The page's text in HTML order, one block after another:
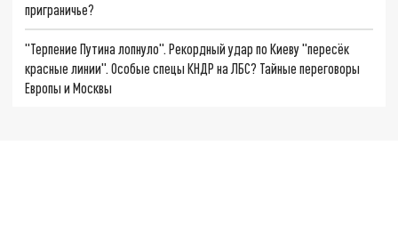
приграничье?
"Терпение Путина лопнуло". Рекордный удар по Киеву "пересёк
красные линии". Особые спецы КНДР на ЛБС? Тайные переговоры
Европы и Москвы